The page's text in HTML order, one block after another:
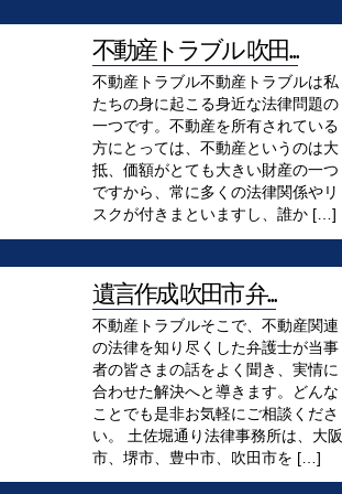
不動産トラブル 吹田...
不動産トラブル不動産トラブルは私
たちの身に起こる身近な法律問題の
一つです。不動産を所有されている
方にとっては、不動産というのは大
抵、価額がとても大きい財産の一つ
ですから、常に多くの法律関係やリ
スクが付きまといますし、誰か […]
遺言作成 吹田市 弁...
不動産トラブルそこで、不動産関連
の法律を知り尽くした弁護士が当事
者の皆さまの話をよく聞き、実情に
合わせた解決へと導きます。どんな
ことでも是非お気軽にご相談くださ
い。 土佐堀通り法律事務所は、大阪
市、堺市、豊中市、吹田市を […]